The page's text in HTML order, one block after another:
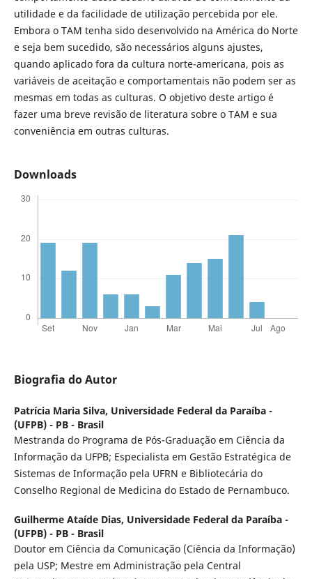
utilidade e da facilidade de utilização percebida por ele.
Embora o TAM tenha sido desenvolvido na América do Norte
e seja bem sucedido, são necessários alguns ajustes,
quando aplicado fora da cultura norte-americana, pois as
variáveis de aceitação e comportamentais não podem ser as
mesmas em todas as culturas. O objetivo deste artigo é
fazer uma breve revisão de literatura sobre o TAM e sua
conveniência em outras culturas.
Downloads
Biografia do Autor
Patrícia Maria Silva, Universidade Federal da Paraíba -
(UFPB) - PB - Brasil
Mestranda do Programa de Pós-Graduação em Ciência da
Informação da UFPB; Especialista em Gestão Estratégica de
Sistemas de Informação pela UFRN e Bibliotecária do
Conselho Regional de Medicina do Estado de Pernambuco.
Guilherme Ataíde Dias, Universidade Federal da Paraíba -
(UFPB) - PB - Brasil
Doutor em Ciência da Comunicação (Ciência da Informação)
pela USP; Mestre em Administração pela Central